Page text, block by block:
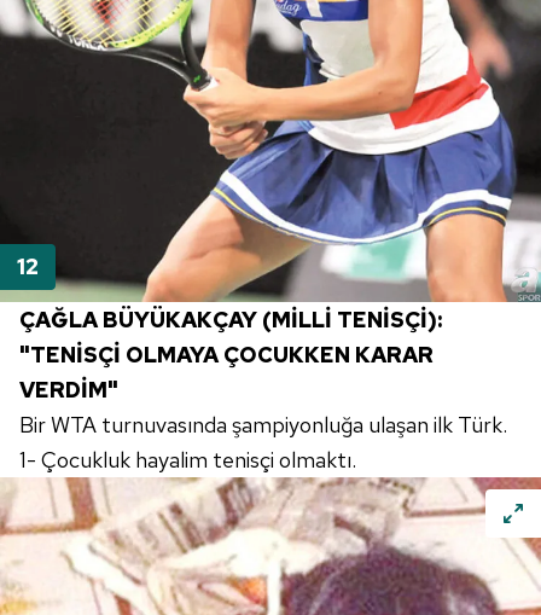
ÇAĞLA BÜYÜKAKÇAY (MİLLİ TENİSÇİ):
"TENİSÇİ OLMAYA ÇOCUKKEN KARAR
VERDİM"
Bir WTA turnuvasında şampiyonluğa ulaşan ilk Türk.
1- Çocukluk hayalim tenisçi olmaktı.